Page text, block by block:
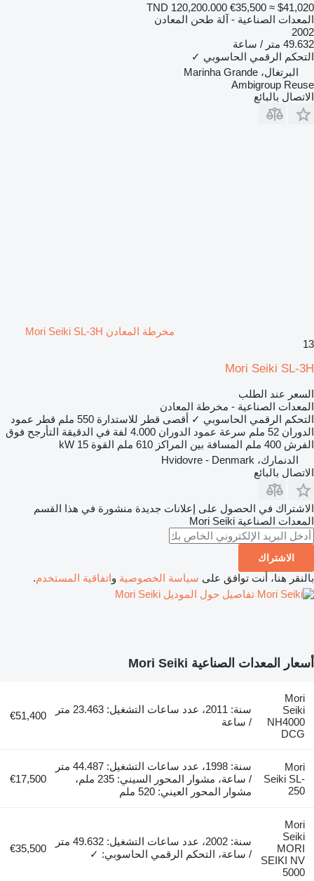
TND 120,200.000 €35,500 ≈ $41,020
المعدات الصناعية - آلة طحن المعادن
2002
49.632 متر / ساعة
التحكم الرقمي الحاسوبي ✓
البرتغال، Marinha Grande
Ambigroup Reuse
الاتصال بالبائع
مخرطة المعادن Mori Seiki SL-3H
13
Mori Seiki SL-3H
السعر عند الطلب
المعدات الصناعية - مخرطة المعادن
التحكم الرقمي الحاسوبي ✓ أقصى قطر للاستدارة 550 ملم
قطر عمود
الدوران 52 ملم سرعة عمود الدوران 4.000 لفة في الدقيقة
التأرجح فوق
الفرش 400 ملم المسافة بين المراكز 610 ملم القوة 15 kW
الدنمارك، Hvidovre - Denmark
الاتصال بالبائع
الاشتراك في الحصول على إعلانات جديدة منشورة في هذا القسم
المعدات الصناعية Mori Seiki
الاشتراك
بالنقر هنا، أنت توافق على سياسة الخصوصية واتفاقية المستخدم.
تفاصيل حول الموديل Mori Seiki
أسعار المعدات الصناعية Mori Seiki
Mori
Seiki
NH4000
DCG
سنة: 2011، عدد ساعات التشغيل: 23.463 متر
/ ساعة
€51,400
Mori
Seiki SL-
250
سنة: 1998، عدد ساعات التشغيل: 44.487 متر
/ ساعة، مشوار المحور السيني: 235 ملم،
مشوار المحور العيني: 520 ملم
€17,500
Mori
Seiki
MORI
SEIKI NV
5000
سنة: 2002، عدد ساعات التشغيل: 49.632 متر
/ ساعة، التحكم الرقمي الحاسوبي: ✓
€35,500